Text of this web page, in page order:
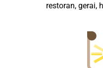
restoran, gerai,